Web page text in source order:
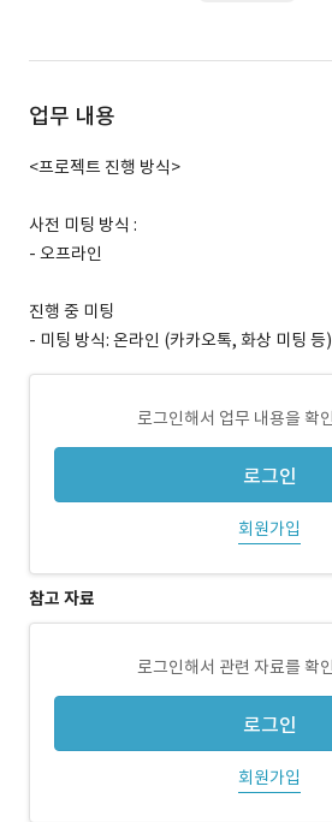
업무 내용
<프로젝트 진행 방식>
사전 미팅 방식 :
- 오프라인
진행 중 미팅
- 미팅 방식: 온라인 (카카오톡, 화상 미팅 등)
로그인해서 업무 내용을 확
로그인
회원가입
참고 자료
로그인해서 관련 자료를 확
로그인
회원가입